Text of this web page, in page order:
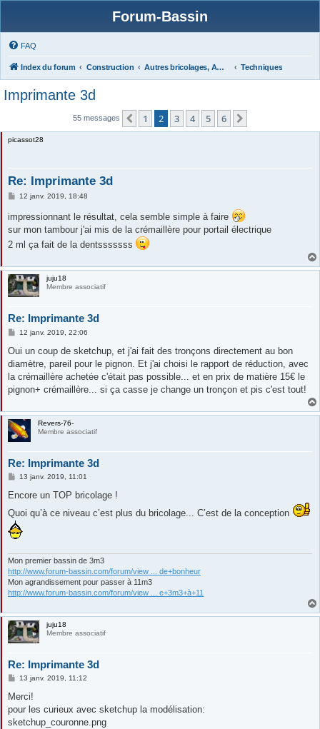
Forum-Bassin
FAQ
Index du forum Construction Autres bricolages, Aménagements Jardins Techniques
Imprimante 3d
55 messages Précédente
1 2 3 4 5 6
picassot28
Re: Imprimante 3d
M
s
a
e
12 janv. 2019, 18:48
impressionnant le résultat, cela semble simple à faire
sur mon tambour j'ai mis de la crémaillère pour portail électrique
2 ml ça fait de la dentsssssss
juju18
Membre associatif
Re: Imprimante 3d
M
s
a
g
12 janv. 2019, 22:06
Oui un coup de sketchup, et j'ai fait des tronçons directement au bon
diamètre, pareil pour le pignon. Et j'ai choisi le rapport de réduction, avec
la crémaillère achetée c'était pas possible... et en prix de matière 15€ le
pignon+ crémaillère... si ça casse je change un tronçon et pis c'est tout!
Revers-76-
Membre associatif
Re: Imprimante 3d
M
s
a
g
e
13 janv. 2019, 11:01
Encore un TOP bricolage !
Quoi qu’à ce niveau c’est plus du bricolage... C’est de la conception
Mon premier bassin de 3m3
http://www.forum-bassin.com/forum/view ... de+bonheur
Mon agrandissement pour passer à 11m3
http://www.forum-bassin.com/forum/view ... e+3m3+à+11
juju18
Membre associatif
Re: Imprimante 3d
M
s
a
g
13 janv. 2019, 11:12
Merci!
pour les curieux avec sketchup la modélisation:
sketchup_couronne.png